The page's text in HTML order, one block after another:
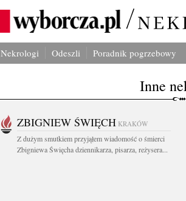
Nekrologi Odeszli Poradnik pogrzebowy
Inne
ZBIGNIEW ŚWIĘCH KRAKÓW
Z dużym smutkiem przyjąłem wiadomość o śmierci
Zbigniewa Święcha dziennikarza, pisarza, reżysera...